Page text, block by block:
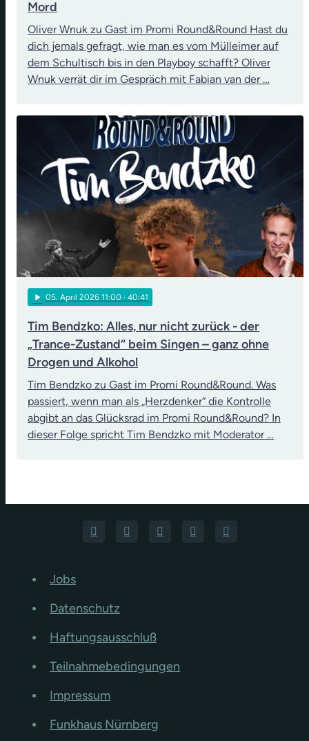
Mord
Oliver Wnuk zu Gast im Promi Round&Round Hast du
dich jemals gefragt, wie man es vom Mülleimer auf
dem Schultisch bis in den Playboy schafft? Oliver
Wnuk verrät dir im Gespräch mit Fabian van der …
play_arrow 05. April 2026 11:00 · 40:41
Tim Bendzko: Alles, nur nicht zurück - der
„Trance-Zustand“ beim Singen – ganz ohne
Drogen und Alkohol
Tim Bendzko zu Gast im Promi Round&Round. Was
passiert, wenn man als „Herzdenker“ die Kontrolle
abgibt an das Glücksrad im Promi Round&Round? In
dieser Folge spricht Tim Bendzko mit Moderator …
Jobs
Datenschutz
Haftungsausschluß
Teilnahmebedingungen
Impressum
Funkhaus Nürnberg